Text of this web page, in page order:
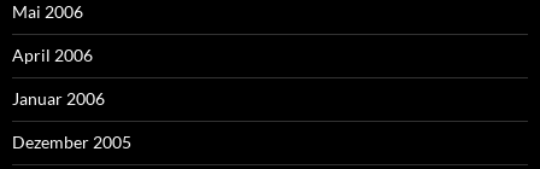
Mai 2006
April 2006
Januar 2006
Dezember 2005